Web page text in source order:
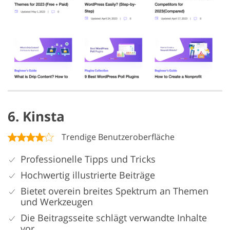
6. Kinsta
Trendige Benutzeroberfläche
Professionelle Tipps und Tricks
Hochwertig illustrierte Beiträge
Bietet overein breites Spektrum an Themen
und Werkzeugen
Die Beitragsseite schlägt verwandte Inhalte